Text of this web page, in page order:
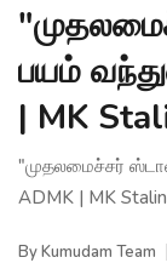
பயம்
| MK
"முதலமைச்சர்
ADMK | MK
ByKumudam Team